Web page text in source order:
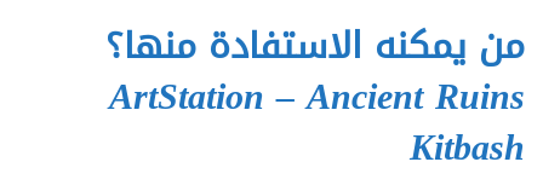
من يمكنه الاستفادة منها؟
ArtStation – Ancient Ruins
Kitbash